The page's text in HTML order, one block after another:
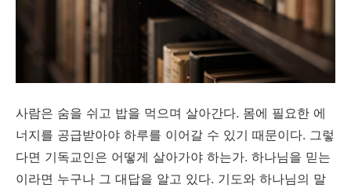
사람은 숨을 쉬고 밥을 먹으며 살아간다. 몸에 필요한 에
너지를 공급받아야 하루를 이어갈 수 있기 때문이다. 그렇
다면 기독교인은 어떻게 살아가야 하는가. 하나님을 믿는
이라면 누구나 그 대답을 알고 있다. 기도와 하나님의 말